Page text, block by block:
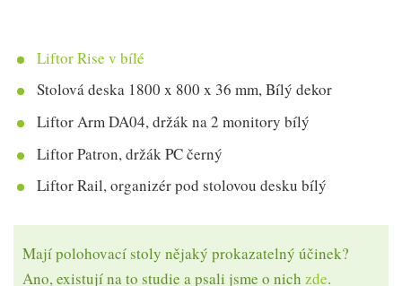
Liftor Rise v bílé
Stolová deska 1800 x 800 x 36 mm, Bílý dekor
Liftor Arm DA04, držák na 2 monitory bílý
Liftor Patron, držák PC černý
Liftor Rail, organizér pod stolovou desku bílý
Mají polohovací stoly nějaký prokazatelný účinek?
Ano, existují na to studie a psali jsme o nich zde.